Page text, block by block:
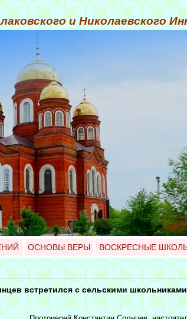
и Николаевского
ОСНОВЫ ВЕРЫ ВОСКРЕСНЫЕ
встретился с сельскими школьниками